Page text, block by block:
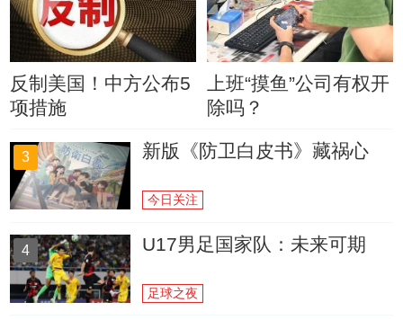
反制美国！中方公布5
项措施
上班“摸鱼”公司有权开
除吗？
3 新版《防卫白皮书》藏祸心
今日关注
4 U17男足国家队：未来可期
足球之夜